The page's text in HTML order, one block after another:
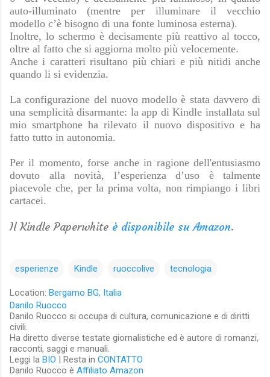
auto-illuminato (mentre per illuminare il vecchio
modello c’è bisogno di una fonte luminosa esterna).
Inoltre, lo schermo è decisamente più reattivo al tocco,
oltre al fatto che si aggiorna molto più velocemente.
Anche i caratteri risultano più chiari e più nitidi anche
quando li si evidenzia.
La configurazione del nuovo modello è stata davvero di
una semplicità disarmante: la app di Kindle installata sul
mio smartphone ha rilevato il nuovo dispositivo e ha
fatto tutto in autonomia.
Per il momento, forse anche in ragione dell'entusiasmo
dovuto alla novità, l’esperienza d’uso è talmente
piacevole che, per la prima volta, non rimpiango i libri
cartacei.
Il Kindle Paperwhite è disponibile su Amazon.
esperienze Kindle ruoccolive tecnologia
Location: Bergamo BG, Italia
Danilo Ruocco
Danilo Ruocco si occupa di cultura, comunicazione e di diritti
civili.
Ha diretto diverse testate giornalistiche ed è autore di romanzi,
racconti, saggi e manuali.
Leggi la BIO | Resta in CONTATTO
Danilo Ruocco è Affiliato Amazon